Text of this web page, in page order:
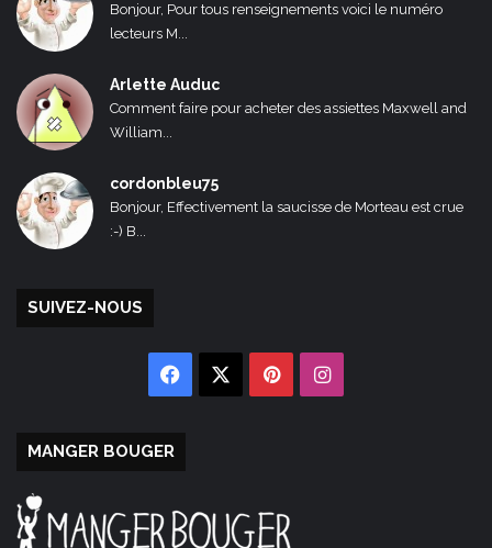
Bonjour, Pour tous renseignements voici le numéro
lecteurs M...
Arlette Auduc
Comment faire pour acheter des assiettes Maxwell and
William...
cordonbleu75
Bonjour, Effectivement la saucisse de Morteau est crue
:-) B...
SUIVEZ-NOUS
Facebook PinterestInstagram
MANGER BOUGER